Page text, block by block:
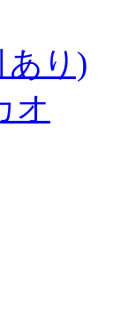
あり)
オ